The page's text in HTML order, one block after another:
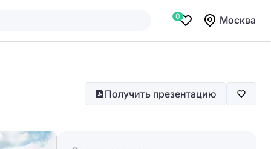
0 Москва
Получить презентацию